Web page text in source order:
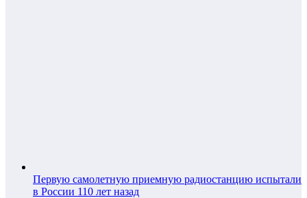
Первую самолетную приемную радиостанцию испытали
в России 110 лет назад